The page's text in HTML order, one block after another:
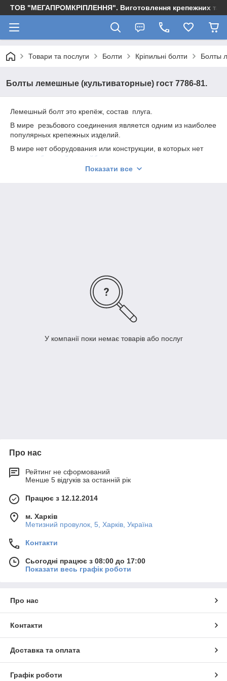
ТОВ "МЕГАПРОМКРІПЛЕННЯ". Виготовлення крепежних та
Товари та послуги Болти Кріпильні болти Болты
Болты лемешные (культиваторные) гост 7786-81.
Лемешный болт это крепёж, состав плуга.
В мире резьбового соединения является одним из наиболее
популярных крепежных изделий.
В мире нет оборудования или конструкции, в которых нет
болт гайка шайба
Сфер применения резьбовых соединений огромная масса.
Показати все
У компанії поки немає товарів або послуг
Про нас
Рейтинг не сформований
Менше 5 відгуків за останній рік
Працює з 12.12.2014
м. Харків
Метизний провулок, 5, Харків, Україна
Контакти
Сьогодні працює з 08:00 до 17:00
Показати весь графік роботи
Про нас
Контакти
Доставка та оплата
Графік роботи